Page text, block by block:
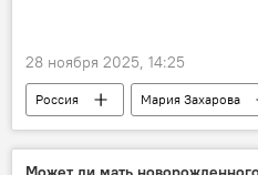
28 ноября 2025, 14:25
Россия Мария Захарова
Леонид Слуцкий
Европа
Кая Каллас